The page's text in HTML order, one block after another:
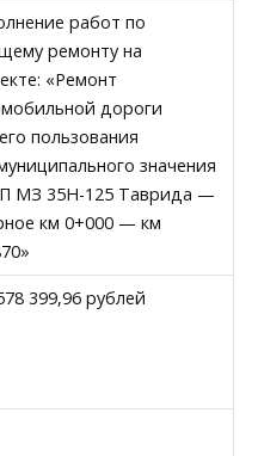
работ по
ремонту на
«Ремонт
дороги
пользования
значения
МЗ 35Н-125 Таврида —
км 0+000 — км
399,96 рублей